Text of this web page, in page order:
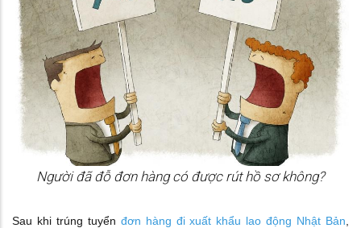
Người đã đỗ đơn hàng có được rút hồ sơ không?
Sau khi trúng tuyển đơn hàng đi xuất khẩu lao động Nhật Bản